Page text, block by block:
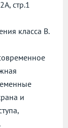
стр.1
класса B.
и